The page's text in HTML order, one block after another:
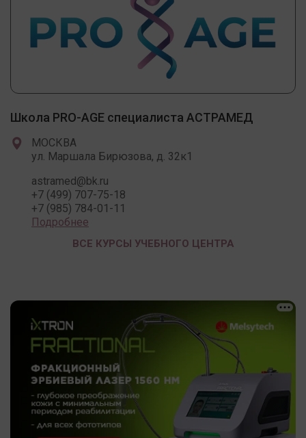
Школа PRO-AGE специалиста АСТРАМЕД
МОСКВА
ул. Маршала Бирюзова, д. 32к1
astramed@bk.ru
+7 (499) 707-75-18
+7 (985) 784-01-11
Подробнее
ВСЕ КУРСЫ УЧЕБНОГО ЦЕНТРА